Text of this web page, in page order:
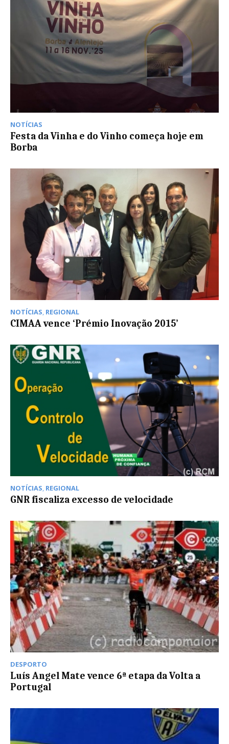
NOTÍCIAS
Festa da Vinha e do Vinho começa hoje em
Borba
NOTÍCIAS, REGIONAL
CIMAA vence ‘Prémio Inovação 2015’
NOTÍCIAS, REGIONAL
GNR fiscaliza excesso de velocidade
DESPORTO
Luís Angel Mate vence 6ª etapa da Volta a
Portugal